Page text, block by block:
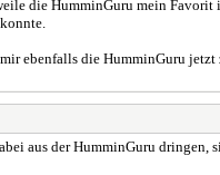
die HumminGuru mein
ebenfalls die HumminGuru jetzt
aus der HumminGuru